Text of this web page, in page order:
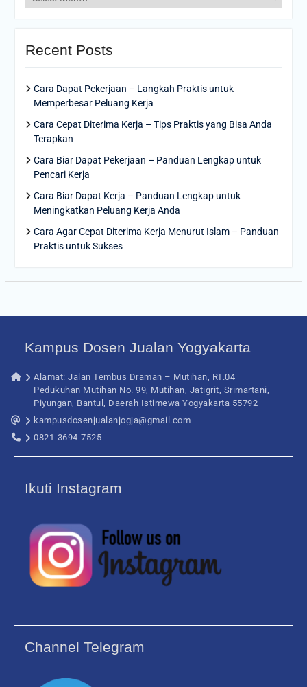
Recent Posts
Cara Dapat Pekerjaan – Langkah Praktis untuk
Memperbesar Peluang Kerja
Cara Cepat Diterima Kerja – Tips Praktis yang Bisa Anda
Terapkan
Cara Biar Dapat Pekerjaan – Panduan Lengkap untuk
Pencari Kerja
Cara Biar Dapat Kerja – Panduan Lengkap untuk
Meningkatkan Peluang Kerja Anda
Cara Agar Cepat Diterima Kerja Menurut Islam – Panduan
Praktis untuk Sukses
Kampus Dosen Jualan Yogyakarta
Alamat: Jalan Tembus Draman – Mutihan, RT.04
Pedukuhan Mutihan No. 99, Mutihan, Jatigrit, Srimartani,
Piyungan, Bantul, Daerah Istimewa Yogyakarta 55792
kampusdosenjualanjogja@gmail.com
0821-3694-7525
Ikuti Instagram
Channel Telegram